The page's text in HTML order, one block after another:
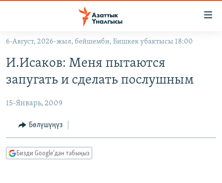
Навигацияга
өтүңүз
салыңызКЫРГЫЗСТАН
САЯСАТ
ЭКОНОМИКА
ДҮЙНӨ
ДҮЙНӨ
БОРБОР АЗИЯ
УКРАИНА
АТАЙЫН ИЛИКТӨӨ
БҮГҮН АЗАТТЫКТА
ПОДКАСТ
6-Август, 2026-жыл, бейшемби, Бишкек убактысы 18:00
И.Исаков: Меня пытаются
запугать и сделать послушным
15-Январь, 2009
Бөлүшүңүз
Бизди Google'дан табыңыз